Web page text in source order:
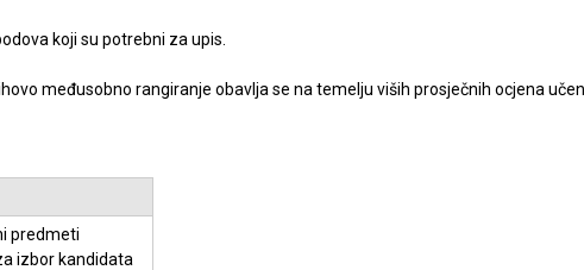
koji su potrebni za upis.
međusobno rangiranje obavlja se na temelju viših prosječnih ocjena
predmeti
izbor kandidata